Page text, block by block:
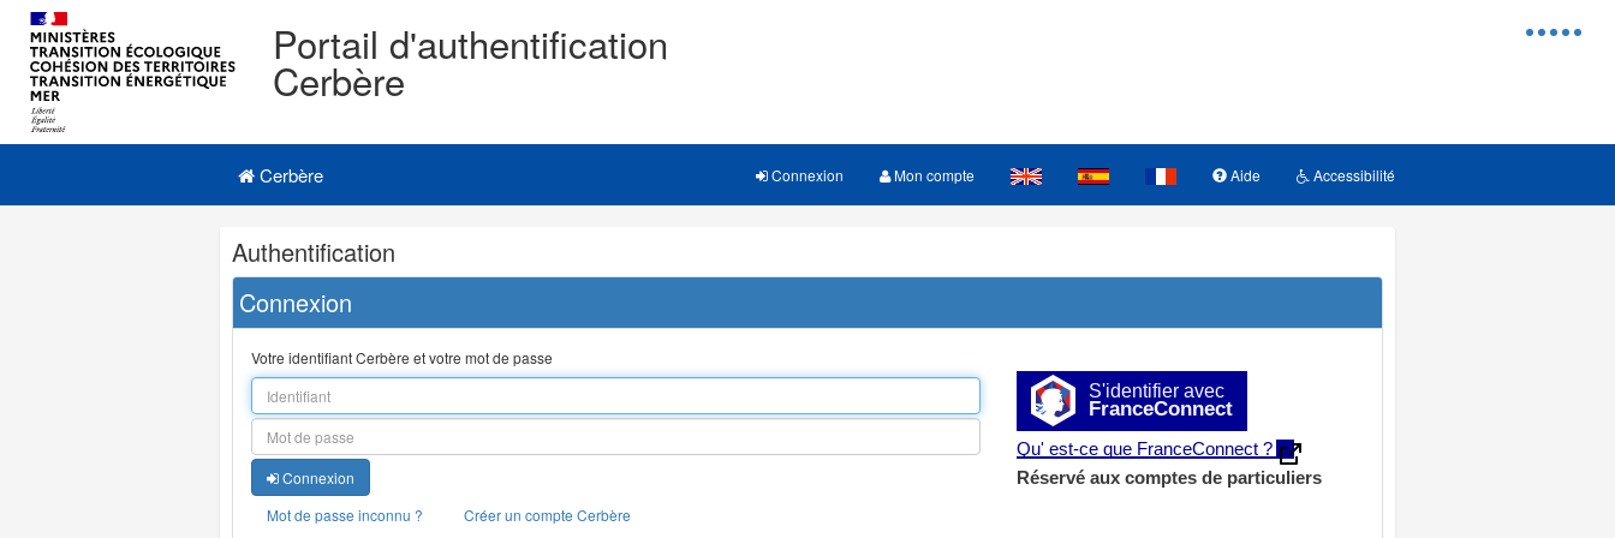
Menu
Portail d'authentification
Cerbère
Navigation
Menu principal
Cerbère Connexion Mon compte Aide Accessibilité
Navigation
et
outils
annexes
Authentification
Connexion
S'identifier avec
FranceConnect
Qu' est-ce que FranceConnect ?
Réservé aux comptes de particuliers
Votre identifiant Cerbère et votre mot de passe
Connexion
Mot de passe inconnu ?
Créer un compte Cerbère